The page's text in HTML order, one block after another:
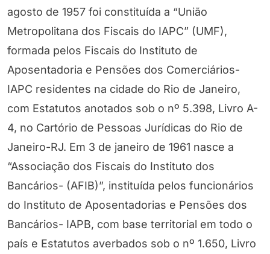
agosto de 1957 foi constituída a “União
Metropolitana dos Fiscais do IAPC” (UMF),
formada pelos Fiscais do Instituto de
Aposentadoria e Pensões dos Comerciários-
IAPC residentes na cidade do Rio de Janeiro,
com Estatutos anotados sob o nº 5.398, Livro A-
4, no Cartório de Pessoas Jurídicas do Rio de
Janeiro-RJ. Em 3 de janeiro de 1961 nasce a
“Associação dos Fiscais do Instituto dos
Bancários- (AFIB)”, instituída pelos funcionários
do Instituto de Aposentadorias e Pensões dos
Bancários- IAPB, com base territorial em todo o
país e Estatutos averbados sob o nº 1.650, Livro